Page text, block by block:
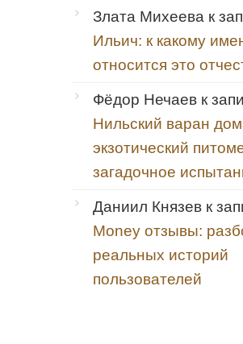
Злата Михеева к
Ильич: к какому
относится это
Фёдор Нечаев к
Нильский варан
экзотический
загадочное
Даниил Князев к
Money отзывы:
реальных историй
пользователей